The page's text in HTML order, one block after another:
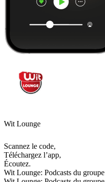
Wit Lounge
Scannez le code,
Téléchargez l’app,
Écoutez.
Wit Lounge: Podcasts du groupe